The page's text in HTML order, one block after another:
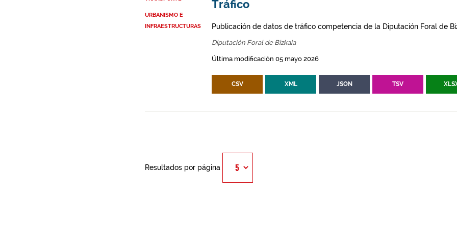
URBANISMO E
INFRAESTRUCTURAS
Tráfico
Publicación de datos de tráfico competencia de la Diputación Foral de
Diputación Foral de Bizkaia
Última modificación 05 mayo 2026
CSV XML JSON TSV
Resultados por página